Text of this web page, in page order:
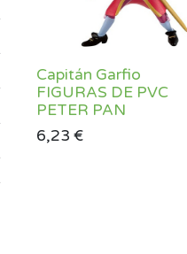
Capitán Garfio
FIGURAS DE PVC
PETER PAN
6,23 €